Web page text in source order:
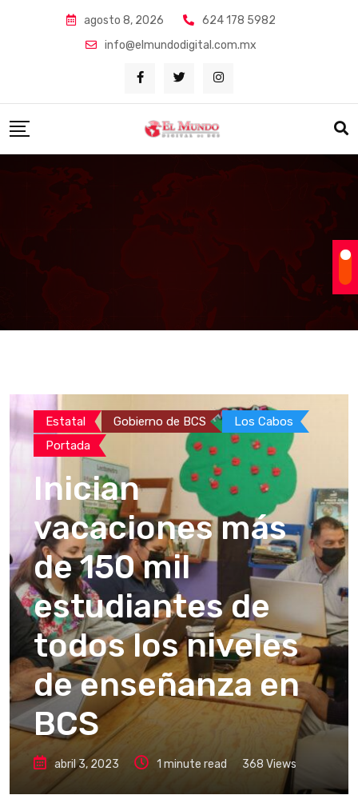
agosto 8, 2026
624 178 5982
info@elmundodigital.com.mx
Estatal Gobierno de BCS
Los Cabos
Portada
Inician
vacaciones más
de 150 mil
estudiantes de
todos los niveles
de enseñanza en
BCS
abril 3, 2023 1 minute read 368 Views